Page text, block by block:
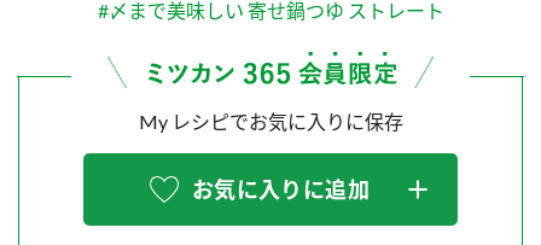
#〆まで美味しい 寄せ鍋つゆ ストレート
My レシピでお気に入りに保存
お気に入りに追加